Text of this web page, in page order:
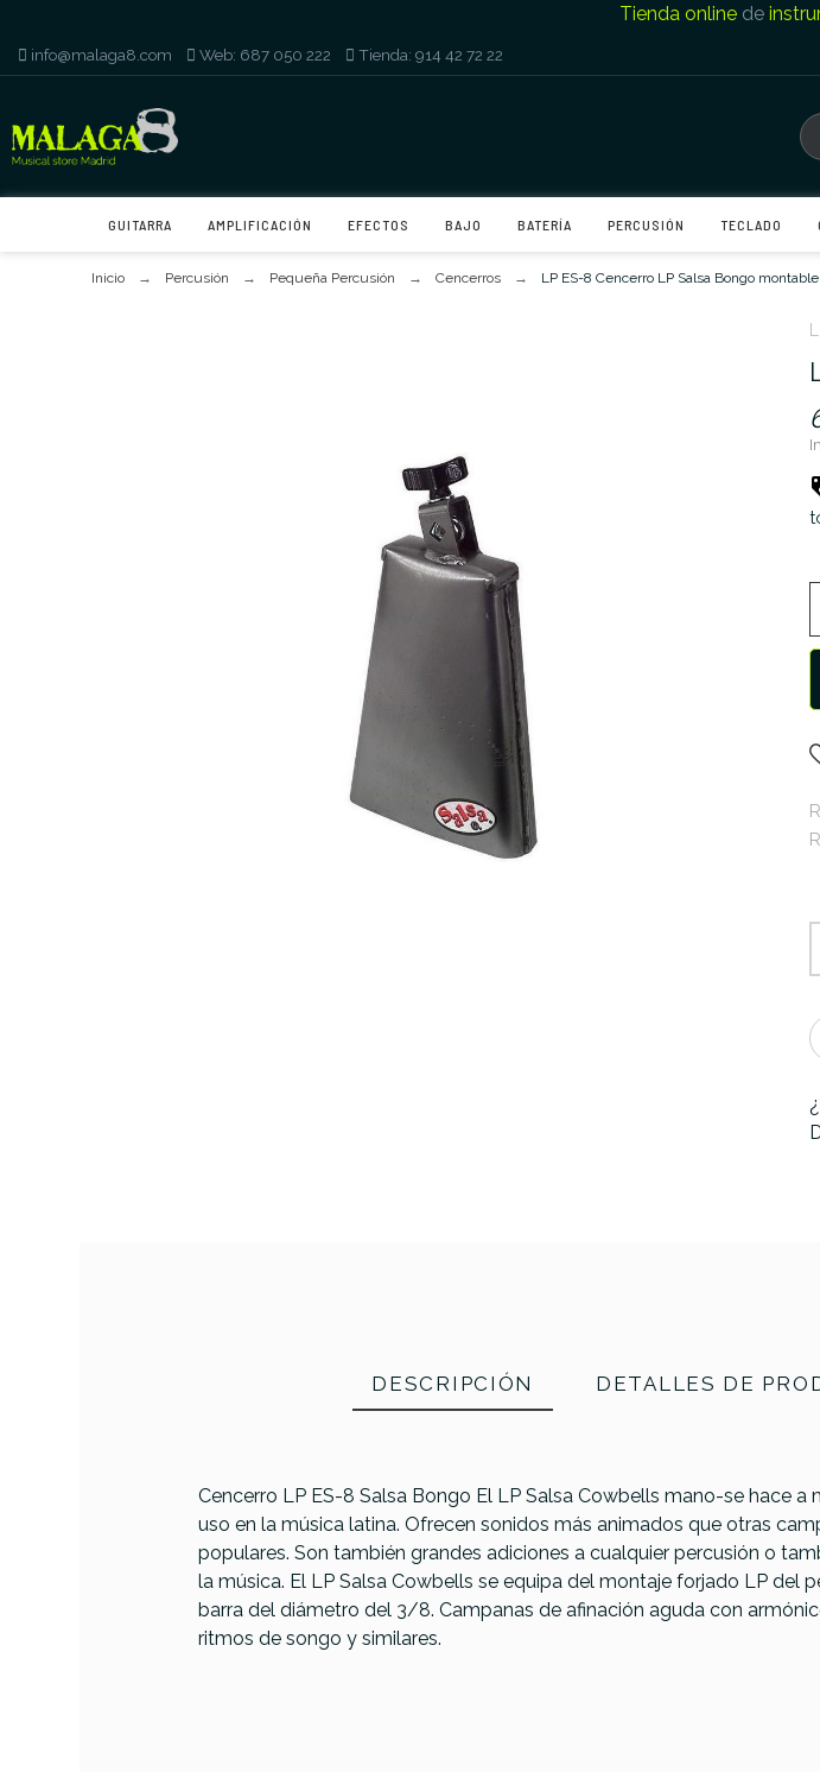
Tienda onlinede
info@malaga8.com Web: 687 050 222 Tienda: 914 42 72 22
GUITARRA AMPLIFICACIÓN EFECTOS BAJO BATERÍA PERCUSIÓN TECLADO
Inicio Percusión Pequeña Percusión Cencerros LP ES-8 Cencerro LP Salsa Bongo montable
DESCRIPCIÓN DETALLES DE
Cencerro LP ES-8 Salsa Bongo El LP Salsa Cowbells mano-se hace
uso en la música latina. Ofrecen sonidos más animados que otras
populares. Son también grandes adiciones a cualquier percusión o
la música. El LP Salsa Cowbells se equipa del montaje forjado LP del
barra del diámetro del 3/8. Campanas de afinación aguda con
ritmos de songo y similares.
PRODUCTO